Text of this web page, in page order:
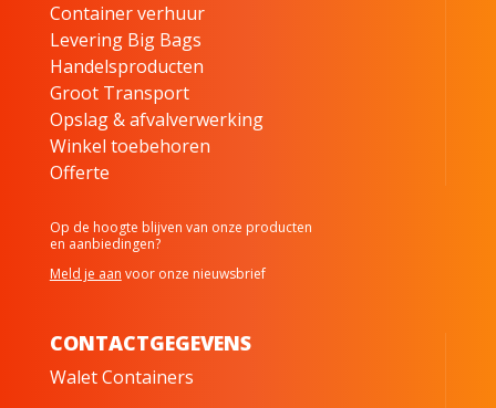
Container verhuur
Levering Big Bags
Handelsproducten
Groot Transport
Opslag & afvalverwerking
Winkel toebehoren
Offerte
Op de hoogte blijven van onze producten
en aanbiedingen?
Meld je aan voor onze nieuwsbrief
CONTACTGEGEVENS
Walet Containers